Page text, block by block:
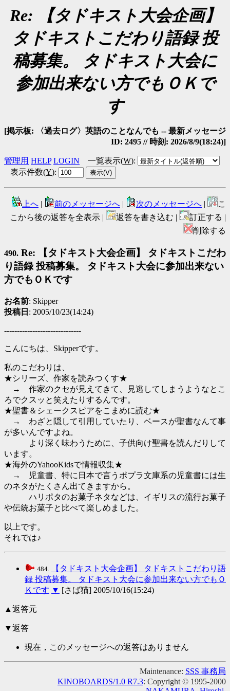
Re: 【タドキスト大会企画】
タドキストこだわり語録 投
稿募集。 タドキスト大会に
参加出来ない方でもＯＫで
す
[掲示板: 〈過去ログ〉英語のことなんでも -- 最新メッセージ
ID: 2495 // 時刻: 2026/8/9(18:24)]
管理用 HELP LOGIN 一覧表示(W):
表示件数(Y):
上へ | 前のメッセージへ | 次のメッセージへ |
こ
こから後の返答を全表示 |
返答を書き込む |
訂正する |
削除する
490. Re: 【タドキスト大会企画】 タドキストこだわ
り語録 投稿募集。 タドキスト大会に参加出来ない
方でもＯＫです
お名前: Skipper
投稿日 : 2005/10/23(14:24)
------------------------------
こんにちは、Skipperです。
私のこだわりは、
★シリーズ、作家を読みつくす★
→ 作家のクセが見えてきて、見逃してしまうようなとこ
ろでクスッと笑えたりするんです。
★聖書＆シェークスピアをこまめに読む★
→ わざと隠して引用していたり、ベースが聖書なんて事
が多いんですよね。
より深く味わうために、子供向け聖書を読んだりして
います。
★海外のYahooKidsで情報収集★
→ 児童書、特に日本で言うポプラ文庫系の児童書には生
のネタがたくさん出てきますから。
ハリポタのお菓子ネタなどは、イギリスの流行お菓子
や伝統お菓子と比べて楽しめました。
以上です。
それでは♪
484.
【タドキスト大会企画】 タドキストこだわり語
録 投稿募集。 タドキスト大会に参加出来ない方でもＯ
Ｋです ▼ [さば猫] 2005/10/16(15:24)
▲返答元
▼返答
現在，このメッセージへの返答はありません
Maintenance: SSS 事務局
KINOBOARDS/1.0 R7.3: Copyright © 1995-2000